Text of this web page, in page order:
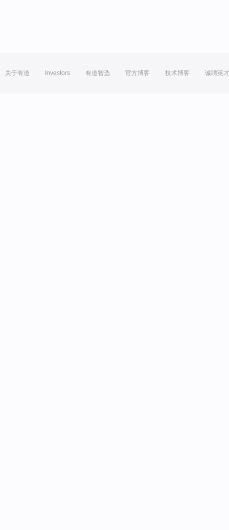
关于有道 Investors 有道智选 官方博客 技术博客 诚聘英才